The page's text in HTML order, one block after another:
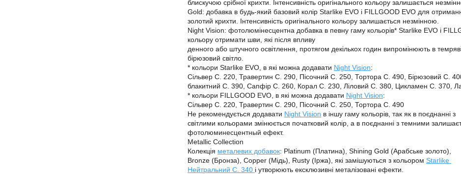
блискучою срібної крихти. Інтенсивність оригінального кольору залишається
Gold: добавка в будь-який базовий колір Starlike EVO і FILLGOOD EVO для
золотий крихти. Інтенсивність оригінального кольору залишається незмінною.
Night Vision: фотолюмінесцентна добавка в певну гаму кольорів* Starlike EVO і
кольору отримати шви, які після впливу
денного або штучного освітлення, протягом декількох годин випромінюють в
бірюзовий світло.
* кольори Starlike EVO, в які можна додавати Night Vision:
Сільвер С. 220, Травертин С. 290, Пісочний С. 250, Тортора С. 490, Бірюзовий С.
блакитний С. 390, Сапфір С. 260, Корал С. 230, Ліловий С. 380, Цикламен С. 370,
* кольори FILLGOOD EVO, в які можна додавати Night Vision:
Сільвер С. 220, Травертин С. 290, Пісочний С. 250, Тортора С. 490
Не рекомендується додавати Night Vision в іншу гаму кольорів, так як в поєднанні з
світлими кольорами змінюється початковий колір, а в поєднанні з темними
фотолюминесцентный ефект.
Metallic Collection
Колекція металевих добавок: Platinum (Платина), Shining Gold (Арабське золото),
Bronze (Бронза), Copper (Мідь), Rusty (Іржа), які замішуються з кольором Starlike
Нейтральний С. 340 і утворюють ексклюзивні металізовані ефекти.